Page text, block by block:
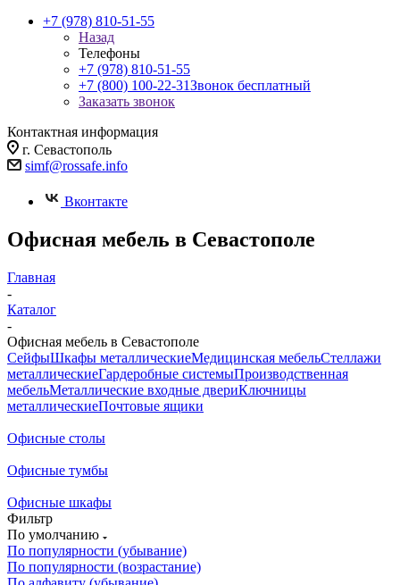
+7 (978) 810-51-55
Назад
Телефоны
+7 (978) 810-51-55
+7 (800) 100-22-31Звонок бесплатный
Заказать звонок
Контактная информация
г. Севастополь
simf@rossafe.info
Вконтакте
Офисная мебель в Севастополе
Главная
-
Каталог
-
Офисная мебель в Севастополе
СейфыШкафы металлическиеМедицинская мебельСтеллажи
металлическиеГардеробные системыПроизводственная
мебельМеталлические входные двериКлючницы
металлическиеПочтовые ящики
Офисные столы
Офисные тумбы
Офисные шкафы
Фильтр
По умолчанию
По популярности (убывание)
По популярности (возрастание)